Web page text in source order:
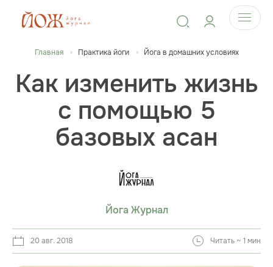
Главная Практика йоги Йога в домашних условиях
Как изменить жизнь
с помощью 5
базовых асан
Йога Журнал
20 авг. 2018 Читать ~ 1 мин